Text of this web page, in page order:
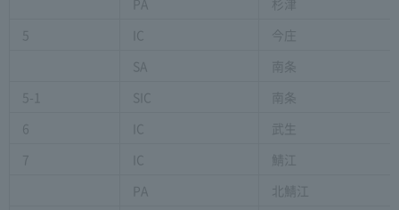
5
IC
今庄
SA
南条
5-1
SIC
南条
6
IC
武生
7
IC
鯖江
PA
北鯖江